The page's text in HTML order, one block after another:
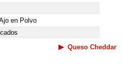
en Polvo
Queso Cheddar